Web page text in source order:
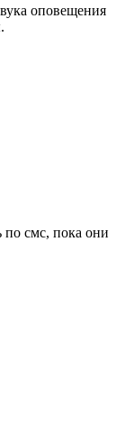
оповещения
смс, пока они